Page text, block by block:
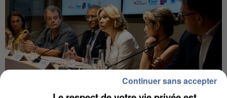
Continuer sans accepter